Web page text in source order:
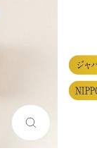
閉
じ